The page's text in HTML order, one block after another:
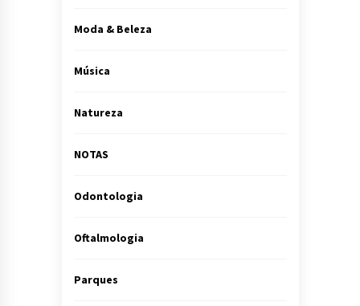
Moda & Beleza
Música
Natureza
NOTAS
Odontologia
Oftalmologia
Parques